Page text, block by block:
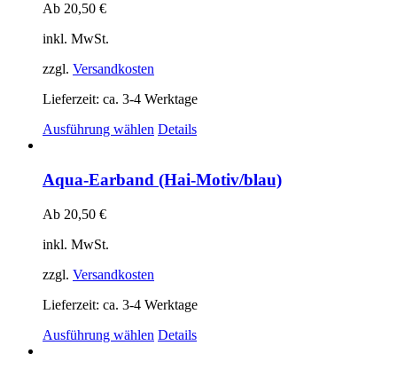
Produktseite
werden
Ab 20,50 €
inkl. MwSt.
zzgl. Versandkosten
Lieferzeit: ca. 3-4 Werktage
Ausführung wählen Dieses
mehrere
Varianten
Produktseite
werden
Details
Aqua-Earband (Hai-Motiv/blau)
Ab 20,50 €
inkl. MwSt.
zzgl. Versandkosten
Lieferzeit: ca. 3-4 Werktage
Ausführung wählen Dieses
Details